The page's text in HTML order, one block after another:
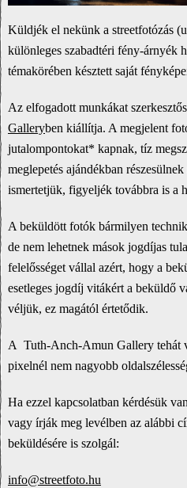
Küldjék el nekünk a streetfotózás
különleges szabadtéri fény-árnyék
témakörében késztett saját
Az elfogadott munkákat
Galleryben kiállítja. A megjelent
jutalompontokat* kapnak, tíz
meglepetés ajándékban
ismertetjük, figyeljék továbbra is a
A beküldött fotók bármilyen
de nem lehetnek mások jogdíjas
felelősséget vállal azért, hogy a
esetleges jogdíj vitákért a beküldő
véljük, ez magától értetődik.
A Tuth-Anch-Amun Gallery tehát
pixelnél nem nagyobb
Ha ezzel kapcsolatban kérdésük
vagy írják meg levélben az alábbi
beküldésére is szolgál:
info@streetfoto.hu